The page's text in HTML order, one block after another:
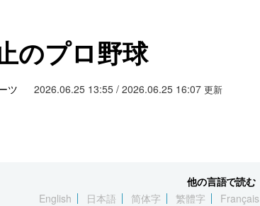
のプロ野球
ツ 2026.06.25 13:55 / 2026.06.25 16:07 更新
他の言語で読む
English
日本語 简体字 繁體字 Français